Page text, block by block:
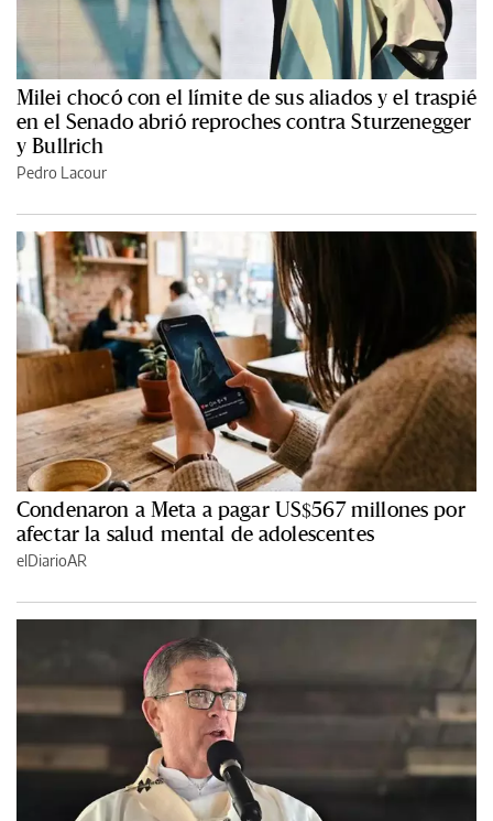
Milei chocó con el límite de sus aliados y el traspié
en el Senado abrió reproches contra Sturzenegger
y Bullrich
Pedro Lacour
Condenaron a Meta a pagar US$567 millones por
afectar la salud mental de adolescentes
elDiarioAR